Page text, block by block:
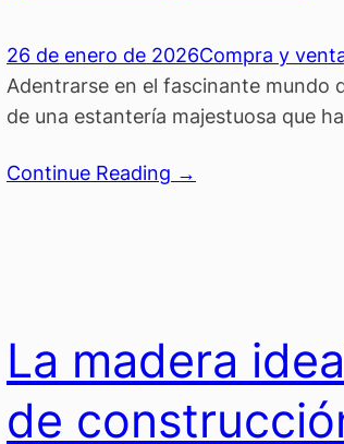
26 de enero de 2026Compra y
Adentrarse en el fascinante mundo
de una estantería majestuosa que
Continue Reading →
La madera
de